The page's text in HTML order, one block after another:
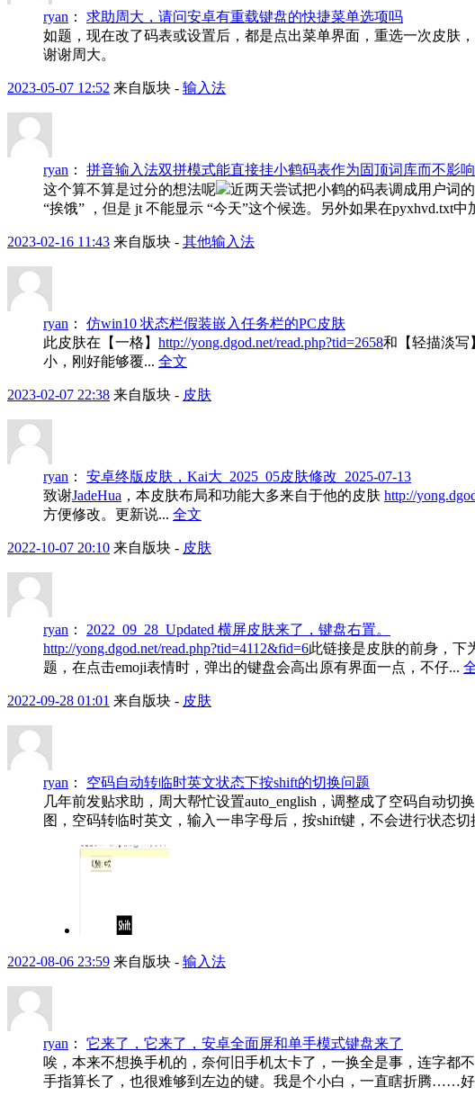
ryan ： 求助周大，请问安卓有重载键盘的快捷菜单选项吗
如题，现在改了码表或设置后，都是点出菜单界面，重选一次皮肤
谢谢周大。
2023-05-07 12:52 来自版块 - 输入法
ryan ： 拼音输入法双拼模式能直接挂小鹤码表作为固顶词库而不影
这个算不算是过分的想法呢
近两天尝试把小鹤的码表调成用户词
“挨饿” ，但是 jt 不能显示 “今天”这个候选。另外如果在pyxhvd.txt中
2023-02-16 11:43 来自版块 - 其他输入法
ryan ： 仿win10 状态栏假装嵌入任务栏的PC皮肤
此皮肤在【一格】 http://yong.dgod.net/read.php?tid=2658和【轻描淡写
小，刚好能够覆... 全文
2023-02-07 22:38 来自版块 - 皮肤
ryan ： 安卓终版皮肤，Kai大_2025_05皮肤修改_2025-07-13
致谢JadeHua ，本皮肤布局和功能大多来自于他的皮肤 http://
方便修改。更新说... 全文
2022-10-07 20:10 来自版块 - 皮肤
ryan ： 2022_09_28_Updated 横屏皮肤来了，键盘右置。
http://yong.dgod.net/read.php?tid=4112&fid=6此链接是皮肤的前身，下
题，在点击emoji表情时，弹出的键盘会高出原有界面一点，不仔...
2022-09-28 01:01 来自版块 - 皮肤
ryan ： 空码自动转临时英文状态下按shift的切换问题
几年前发贴求助，周大帮忙设置auto_english，调整成了空码自动
图，空码转临时英文，输入一串字母后，按shift键，不会进行状态
2022-08-06 23:59 来自版块 - 输入法
ryan ： 它来了，它来了，安卓全面屏和单手模式键盘来了
唉，本来不想换手机的，奈何旧手机太卡了，一换全是事，连字都
手指算长了，也很难够到左边的键。我是个小白，一直瞎折腾……